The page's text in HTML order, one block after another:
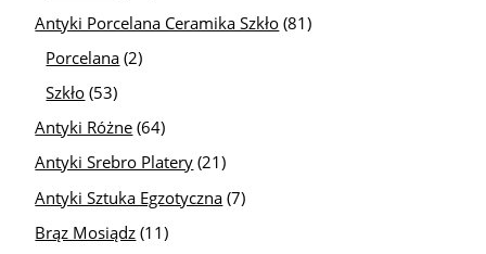
Antyki Porcelana Ceramika Szkło (81)
Porcelana (2)
Szkło (53)
Antyki Różne (64)
Antyki Srebro Platery (21)
Antyki Sztuka Egzotyczna (7)
Brąz Mosiądz (11)